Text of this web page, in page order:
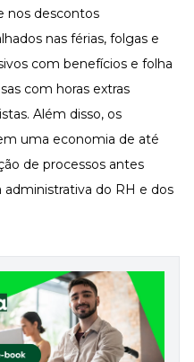
nos descontos
nas férias, folgas e
com benefícios e folha
com horas extras
Além disso, os
uma economia de até
de processos antes
do RH e dos